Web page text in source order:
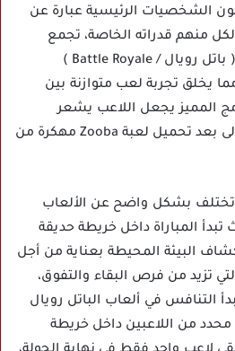
الشخصيات الرئيسية عبارة عن
منهم قدراته الخاصة، تجمع
اللعبة بين أسلوب ألعاب ( باتل رويال / Battle Royale )
يخلق تجربة لعب متوازنة بين
المميز يجعل اللاعب يشعر
بالحماس منذ اللحظة الأولى بعد تحميل لعبة Zooba مهكرة من
بشكل واضح عن الألعاب
المباراة داخل خريطة حديقة
البيئة المحيطة بعناية من أجل
تزيد من فرص البقاء والتفوق،
التنافس في ألعاب الباتل رويال
من اللاعبين داخل خريطة